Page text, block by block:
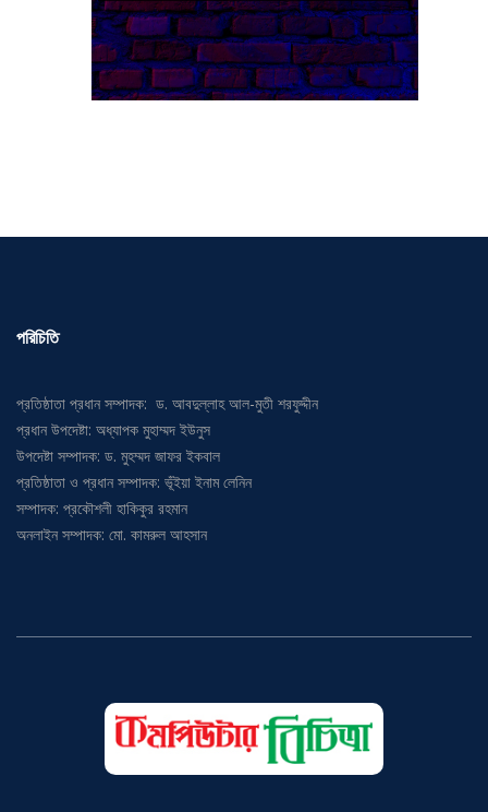
পরিচিতি
প্রতিষ্ঠাতা প্রধান সম্পাদক: ড. আবদুল্লাহ আল-মুতী শরফুদ্দীন
প্রধান উপদেষ্টা: অধ্যাপক মুহাম্মদ ইউনুস
উপদেষ্টা সম্পাদক: ড. মুহম্মদ জাফর ইকবাল
প্রতিষ্ঠাতা ও প্রধান সম্পাদক: ভূঁইয়া ইনাম লেনিন
সম্পাদক: প্রকৌশলী হাকিকুর রহমান
অনলাইন সম্পাদক: মো. কামরুল আহসান